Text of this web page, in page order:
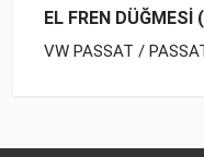
EL FREN
VW PASSAT /
VW